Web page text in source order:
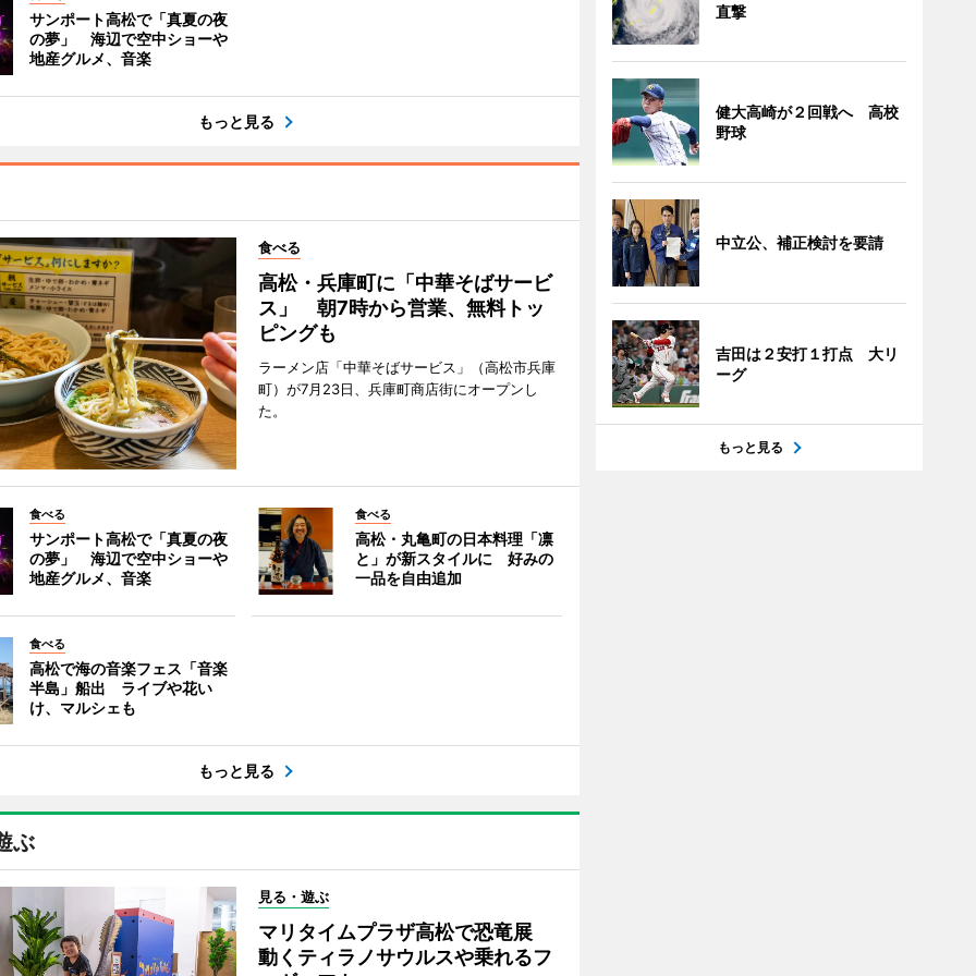
サンポート高松で「真夏の夜
の夢」 海辺で空中ショーや
地産グルメ、音楽
もっと見る
食べる
高松・兵庫町に「中華そばサービ
ス」 朝7時から営業、無料トッ
ピングも
ラーメン店「中華そばサービス」（高松市兵庫
町）が7月23日、兵庫町商店街にオープンし
た。
食べる
サンポート高松で「真夏の夜
の夢」 海辺で空中ショーや
地産グルメ、音楽
食べる
高松・丸亀町の日本料理「凛
と」が新スタイルに 好みの
一品を自由追加
食べる
高松で海の音楽フェス「音楽
半島」船出 ライブや花い
け、マルシェも
もっと見る
ぶ
見る・遊ぶ
マリタイムプラザ高松で恐竜展
動くティラノサウルスや乗れるフ
直撃
健大高崎が２回戦へ 高校
野球
中立公、補正検討を要請
吉田は２安打１打点 大リ
ーグ
もっと見る